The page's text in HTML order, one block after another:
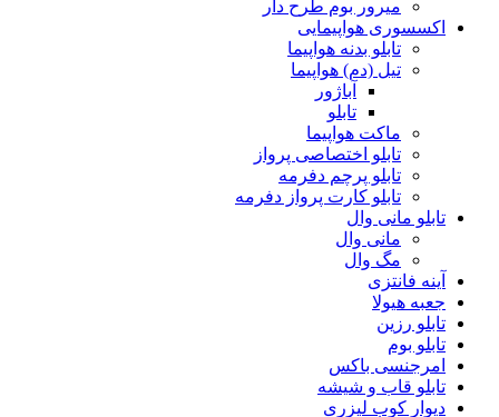
میرور بوم طرح دار
اکسسوری هواپیمایی
تابلو بدنه هواپیما
تیل (دم) هواپیما
آباژور
تابلو
ماکت هواپیما
تابلو اختصاصی پرواز
تابلو پرچم دفرمه
تابلو کارت پرواز دفرمه
تابلو مانی وال
مانی وال
مگ وال
آینه فانتزی
جعبه هیولا
تابلو رزین
تابلو بوم
امرجنسی باکس
تابلو قاب و شیشه
دیوار کوب لیزری